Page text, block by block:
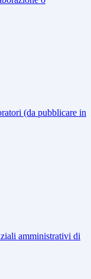
(da pubblicare in
amministrativi di